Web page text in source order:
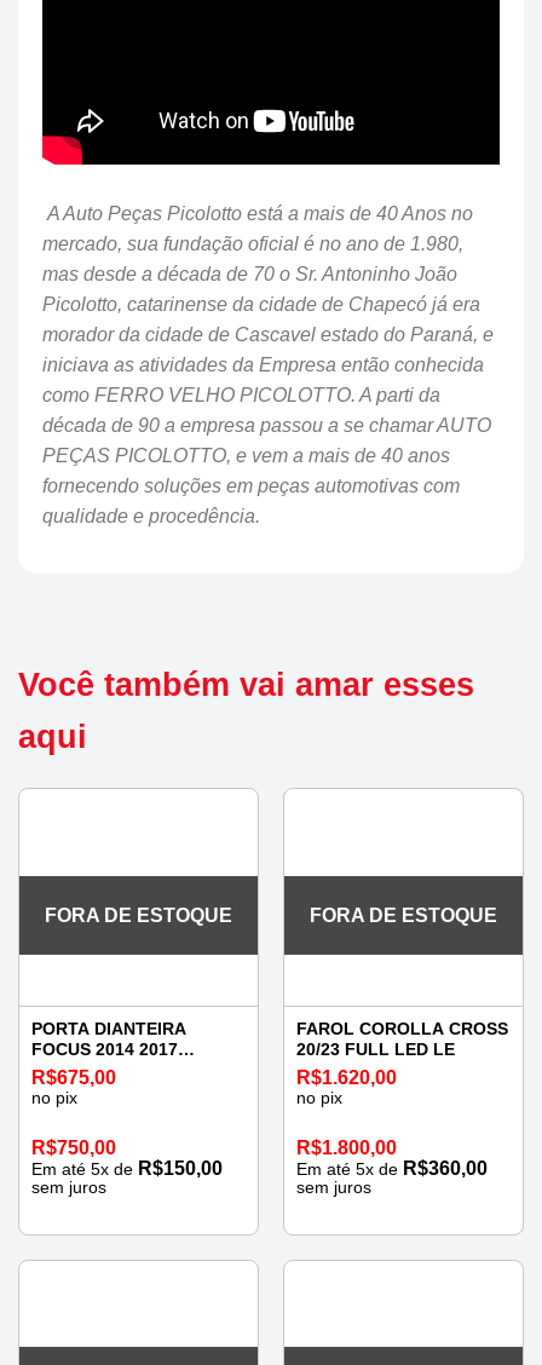
A Auto Peças Picolotto está a mais de 40 Anos no
mercado, sua fundação oficial é no ano de 1.980,
mas desde a década de 70 o Sr. Antoninho João
Picolotto, catarinense da cidade de Chapecó já era
morador da cidade de Cascavel estado do Paraná, e
iniciava as atividades da Empresa então conhecida
como FERRO VELHO PICOLOTTO. A parti da
década de 90 a empresa passou a se chamar AUTO
PEÇAS PICOLOTTO, e vem a mais de 40 anos
fornecendo soluções em peças automotivas com
qualidade e procedência.
Você também vai amar esses
aqui
FORA DE ESTOQUE
PORTA DIANTEIRA
FOCUS 2014 2017
ESQUERDA
R$675,00
no pix
R$750,00
Em até 5x de R$150,00
sem juros
FORA DE ESTOQUE
FAROL COROLLA CROSS
20/23 FULL LED LE
R$1.620,00
no pix
R$1.800,00
Em até 5x de R$360,00
sem juros